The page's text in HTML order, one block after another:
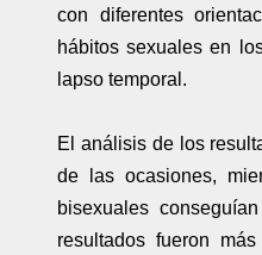
con diferentes
hábitos sexuales en
lapso temporal.
El análisis de los
de las ocasiones,
bisexuales
resultados fueron